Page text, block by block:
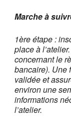
Marche à
1ère étape :
place à
concernant le
bancaire). Une
validée et
environ une
informations
l’atelier.